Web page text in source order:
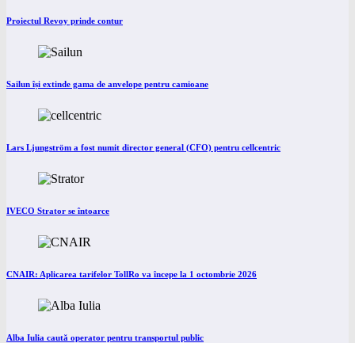
Proiectul Revoy prinde contur
Sailun își extinde gama de anvelope pentru camioane
Lars Ljungström a fost numit director general (CFO) pentru cellcentric
IVECO Strator se întoarce
CNAIR: Aplicarea tarifelor TollRo va începe la 1 octombrie 2026
Alba Iulia caută operator pentru transportul public